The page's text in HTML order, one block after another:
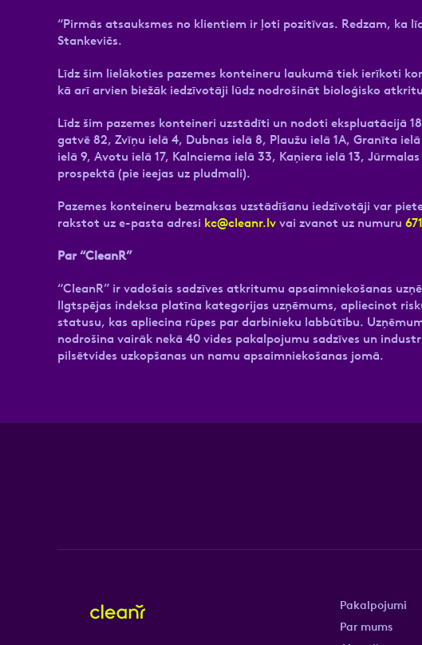
“Pirmās atsauksmes no klientiem ir ļoti pozitīvas. Redzam,
Stankevičs.
Līdz šim lielākoties pazemes konteineru laukumā tiek ierīkoti
kā arī arvien biežāk iedzīvotāji lūdz nodrošināt bioloģisko
Līdz šim pazemes konteineri uzstādīti un nodoti ekspluatācijā
gatvē 82, Zvīņu ielā 4, Dubnas ielā 8, Plaužu ielā 1A, Granīta
ielā 9, Avotu ielā 17, Kalnciema ielā 33, Kaņiera ielā 13,
prospektā (pie ieejas uz pludmali).
Pazemes konteineru bezmaksas uzstādīšanu iedzīvotāji var
rakstot uz e-pasta adresi kc@cleanr.lv vai zvanot uz numuru
Par “CleanR”
“CleanR” ir vadošais sadzīves atkritumu apsaimniekošanas
Ilgtspējas indeksa platīna kategorijas uzņēmums, apliecinot
statusu, kas apliecina rūpes par darbinieku labbūtību.
nodrošina vairāk nekā 40 vides pakalpojumu sadzīves un
pilsētvides uzkopšanas un namu apsaimniekošanas jomā.
Pakalpojumi
Par mums